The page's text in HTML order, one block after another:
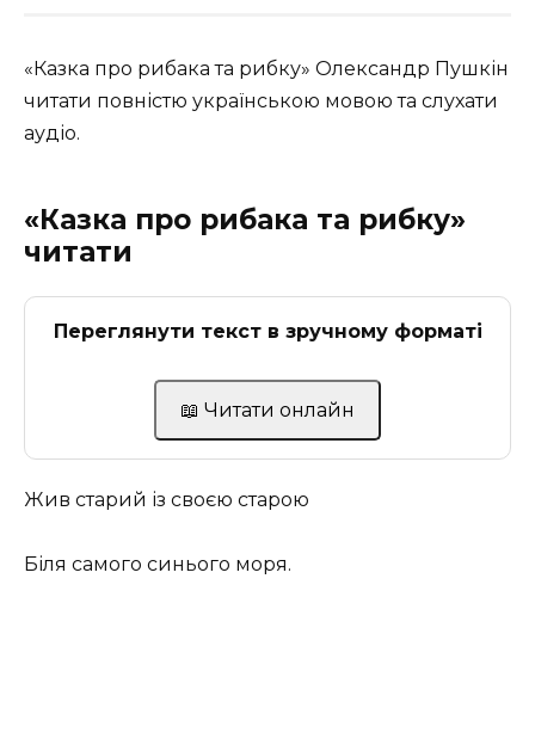
«Казка про рибака та рибку» Олександр Пушкін
читати повністю українською мовою та слухати
аудіо.
«Казка про рибака та рибку»
читати
Переглянути текст в зручному форматі
📖 Читати онлайн
Жив старий із своєю старою
Біля самого синього моря.